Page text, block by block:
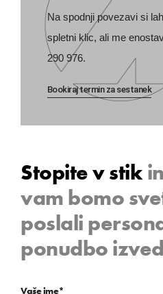
Na spodnji povezavi si
spletni klic, ali me
290 976.
Bookiraj termin za sestanek
Stopite v stik
vam bomo
poslali
ponudbo